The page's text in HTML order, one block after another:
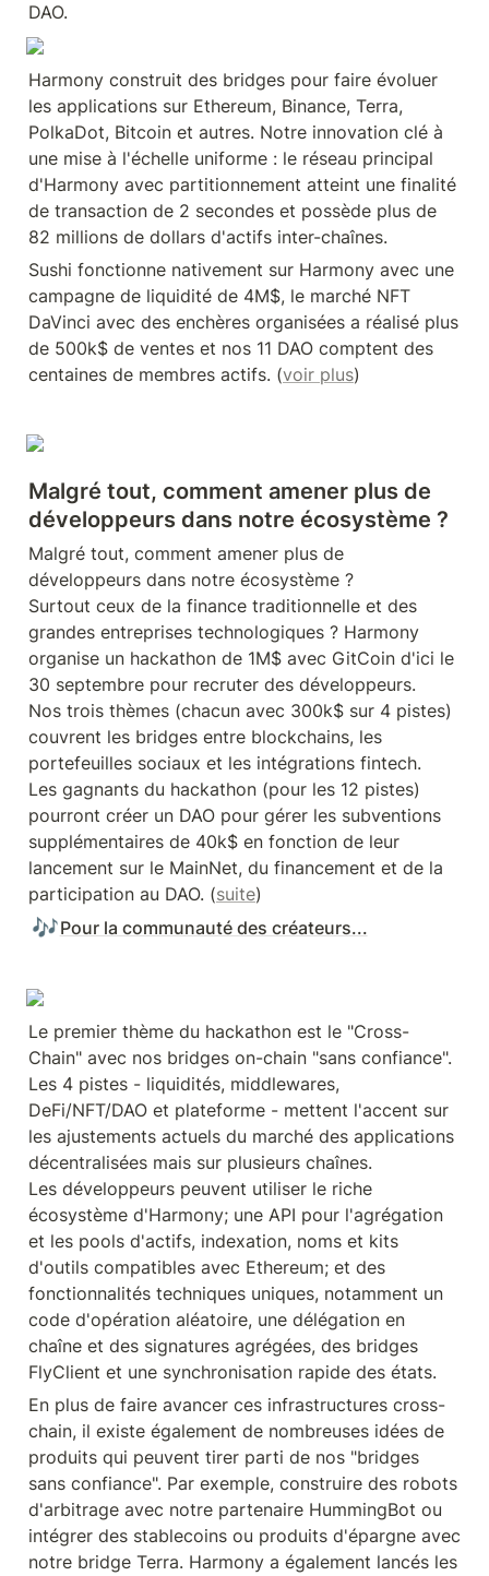
DAO.
Harmony construit des bridges pour faire évoluer
les applications sur Ethereum, Binance, Terra,
PolkaDot, Bitcoin et autres. Notre innovation clé à
une mise à l'échelle uniforme : le réseau principal
d'Harmony avec partitionnement atteint une finalité
de transaction de 2 secondes et possède plus de
82 millions de dollars d'actifs inter-chaînes.
Sushi fonctionne nativement sur Harmony avec une
campagne de liquidité de 4M$, le marché NFT
DaVinci avec des enchères organisées a réalisé plus
de 500k$ de ventes et nos 11 DAO comptent des
centaines de membres actifs. (voir plus)
Malgré tout, comment amener plus de
développeurs dans notre écosystème ?
Malgré tout, comment amener plus de
développeurs dans notre écosystème ?
Surtout ceux de la finance traditionnelle et des
grandes entreprises technologiques ? Harmony
organise un hackathon de 1M$ avec GitCoin d'ici le
30 septembre pour recruter des développeurs.
Nos trois thèmes (chacun avec 300k$ sur 4 pistes)
couvrent les bridges entre blockchains, les
portefeuilles sociaux et les intégrations fintech.
Les gagnants du hackathon (pour les 12 pistes)
pourront créer un DAO pour gérer les subventions
supplémentaires de 40k$ en fonction de leur
lancement sur le MainNet, du financement et de la
participation au DAO. (suite)
🎶Pour la communauté des créateurs...
Le premier thème du hackathon est le "Cross-
Chain" avec nos bridges on-chain "sans confiance".
Les 4 pistes - liquidités, middlewares,
DeFi/NFT/DAO et plateforme - mettent l'accent sur
les ajustements actuels du marché des applications
décentralisées mais sur plusieurs chaînes.
Les développeurs peuvent utiliser le riche
écosystème d'Harmony; une API pour l'agrégation
et les pools d'actifs, indexation, noms et kits
d'outils compatibles avec Ethereum; et des
fonctionnalités techniques uniques, notamment un
code d'opération aléatoire, une délégation en
chaîne et des signatures agrégées, des bridges
FlyClient et une synchronisation rapide des états.
En plus de faire avancer ces infrastructures cross-
chain, il existe également de nombreuses idées de
produits qui peuvent tirer parti de nos "bridges
sans confiance". Par exemple, construire des robots
d'arbitrage avec notre partenaire HummingBot ou
intégrer des stablecoins ou produits d'épargne avec
notre bridge Terra. Harmony a également lancés les